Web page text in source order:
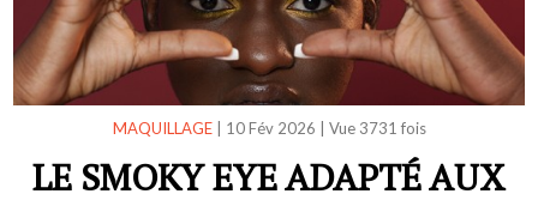
MAQUILLAGE| 10 Fév 2026 Vue 3731 fois
LE SMOKY EYE ADAPTÉ AUX